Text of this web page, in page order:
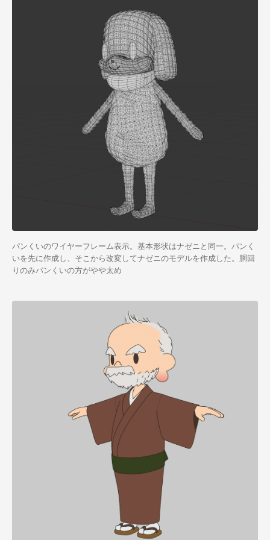
パンくいのワイヤーフレーム表示。基本形状はナゼニと同一。パンく
いを先に作成し、そこから改変してナゼニのモデルを作成した。胴回
りのみパンくいの方がやや太め